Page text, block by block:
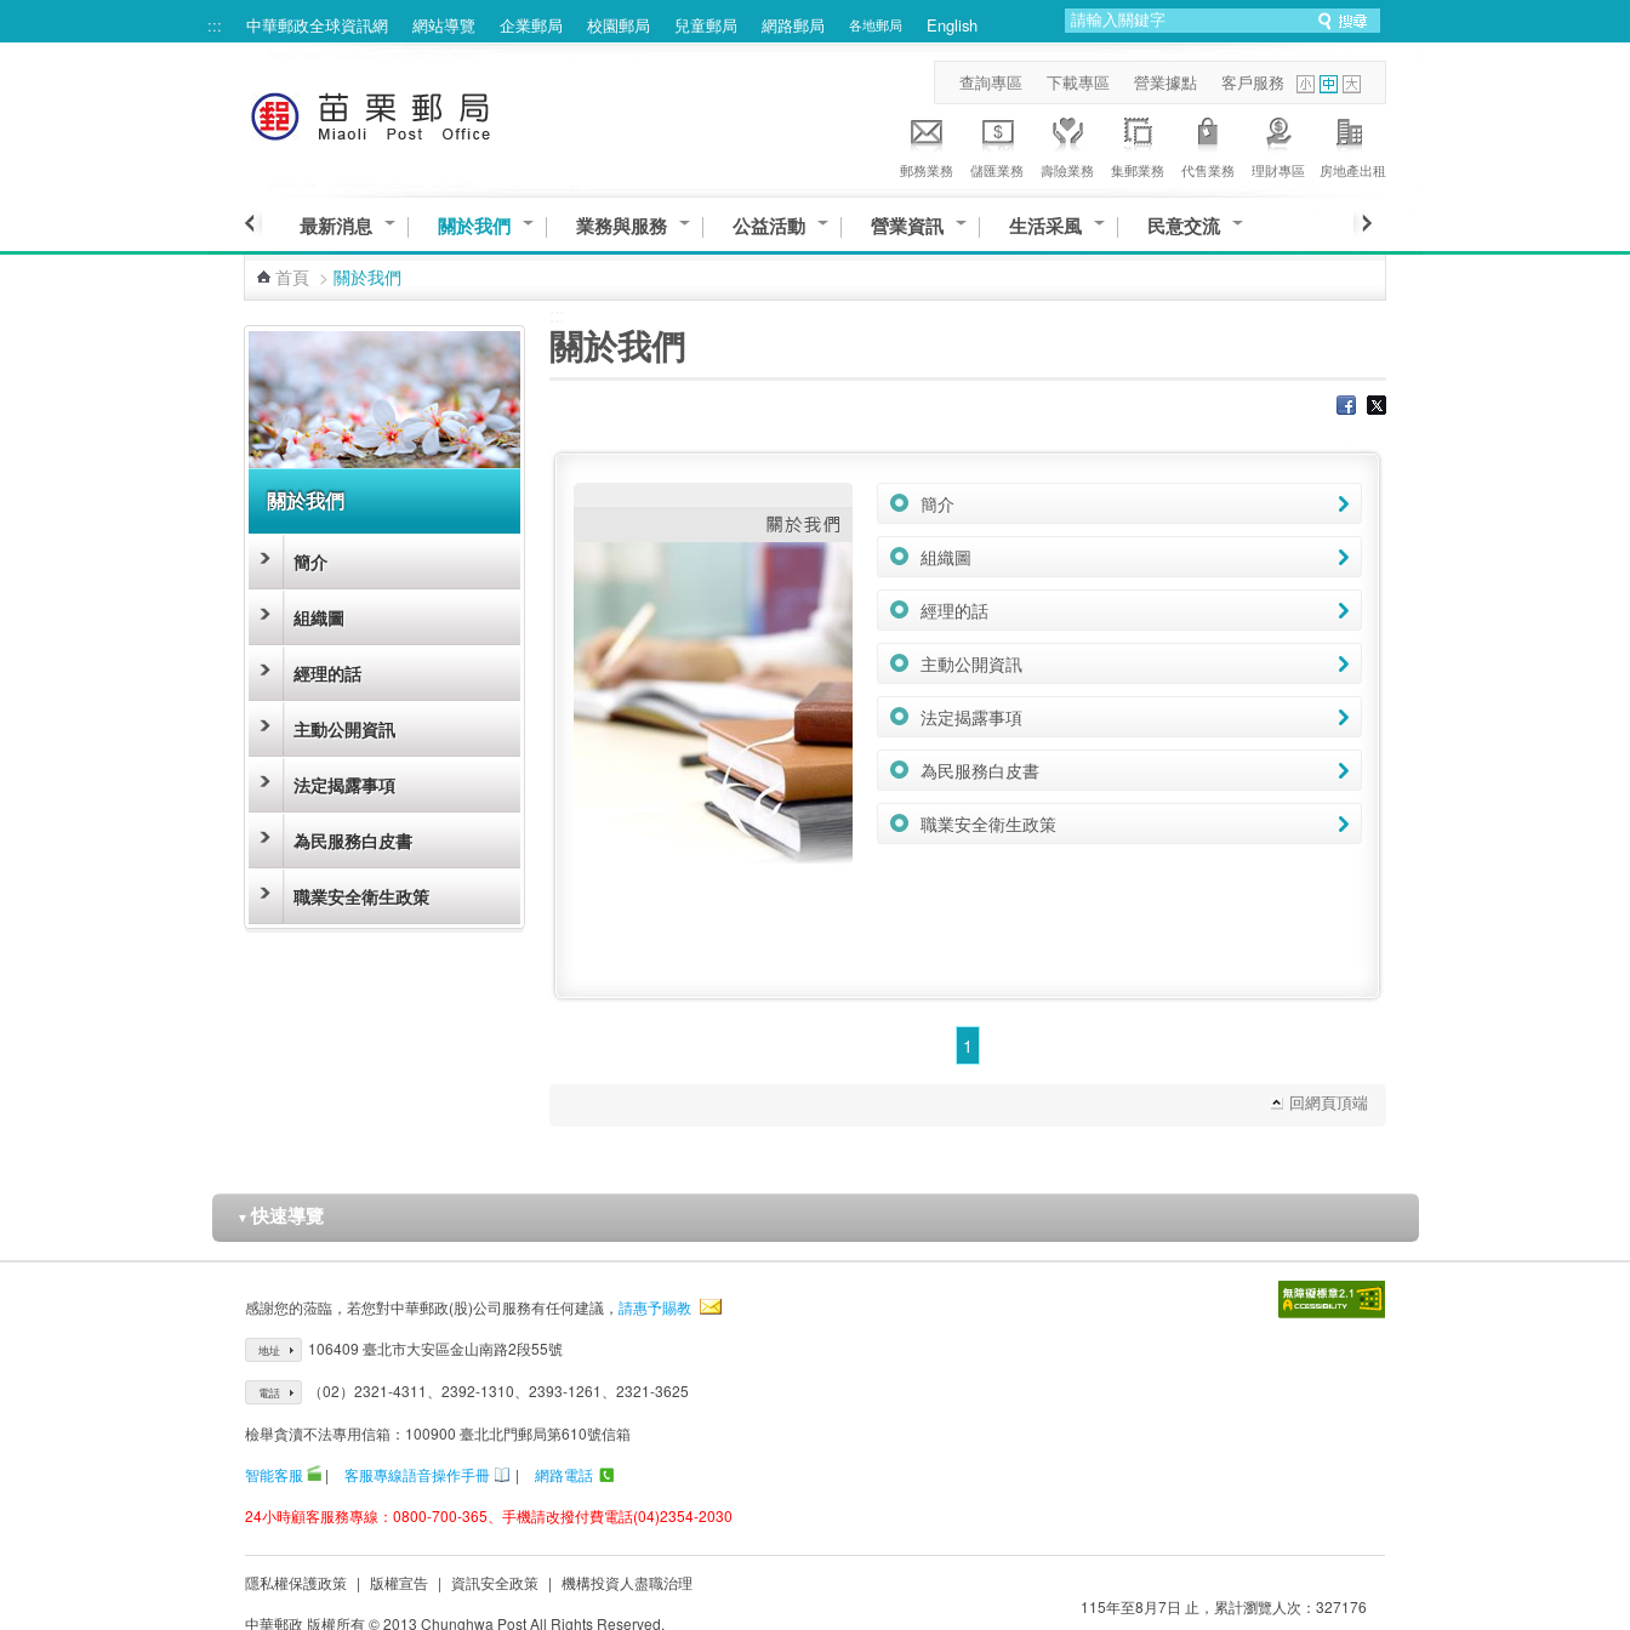
::: 中華郵政全球資訊網 網站導覽 企業郵局 校園郵局 兒童郵局 網路郵局 各地郵局 English
查詢專區 下載專區 營業據點 客戶服務
郵務業務 儲匯業務 壽險業務 集郵業務 代售業務 理財專區 房地產出租
最新消息 關於我們 業務與服務 公益活動 營業資訊 生活采風 民意交流
首頁 > 關於我們
關於我們
簡介
組織圖
經理的話
主動公開資訊
法定揭露事項
為民服務白皮書
職業安全衛生政策
關於我們
簡介
組織圖
經理的話
主動公開資訊
法定揭露事項
為民服務白皮書
職業安全衛生政策
1
回網頁頂端
▼ 快速導覽
感謝您的蒞臨，若您對中華郵政(股)公司服務有任何建議， 請惠予賜教
地址 106409 臺北市大安區金山南路2段55號
電話 （02）2321-4311、2392-1310、2393-1261、2321-3625
檢舉貪瀆不法專用信箱：100900 臺北北門郵局第610號信箱
智能客服
| 客服專線語音操作手冊 |
網路電話
24小時顧客服務專線：0800-700-365、手機請改撥付費電話(04)2354-2030
隱私權保護政策 | 版權宣告 | 資訊安全政策 | 機構投資人盡職治理
中華郵政 版權所有 © 2013 Chunghwa Post All Rights Reserved.
115年至8月7日 止，累計瀏覽人次：327176